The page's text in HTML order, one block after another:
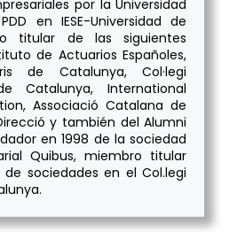
por la Universidad
en IESE-Universidad de
titular de las siguientes
de Actuarios Españoles,
de Catalunya, Col·legi
Catalunya, International
Associació Catalana de
y también del Alumni
en 1998 de la sociedad
Quibus, miembro titular
sociedades en el Col.legi